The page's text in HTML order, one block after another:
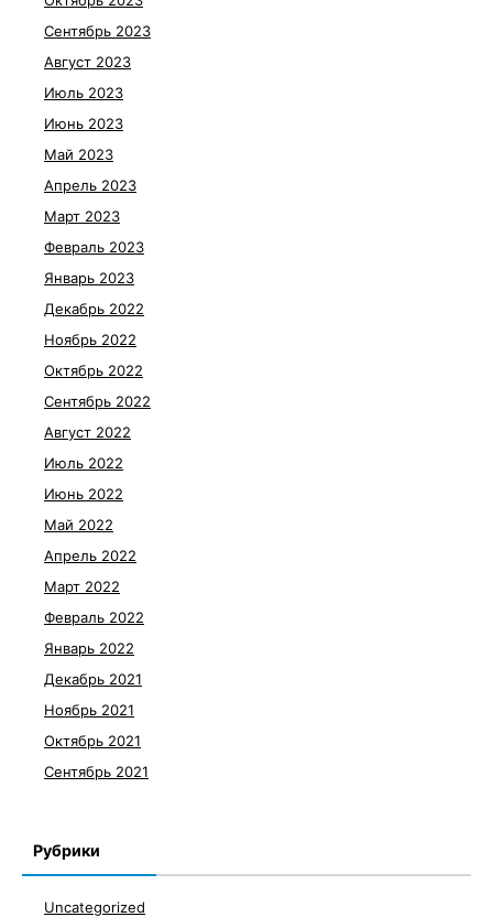
Сентябрь 2023
Август 2023
Июль 2023
Июнь 2023
Май 2023
Апрель 2023
Март 2023
Февраль 2023
Январь 2023
Декабрь 2022
Ноябрь 2022
Октябрь 2022
Сентябрь 2022
Август 2022
Июль 2022
Июнь 2022
Май 2022
Апрель 2022
Март 2022
Февраль 2022
Январь 2022
Декабрь 2021
Ноябрь 2021
Октябрь 2021
Сентябрь 2021
Рубрики
Uncategorized